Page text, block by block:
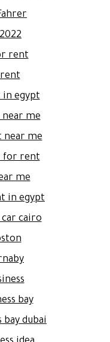
rent
egypt
me
me\
for rent
me
in egypt
cairo
bay
bay dubai